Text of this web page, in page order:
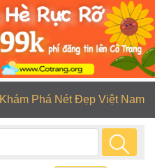
Khám Phá Nét Đẹp Việt Nam